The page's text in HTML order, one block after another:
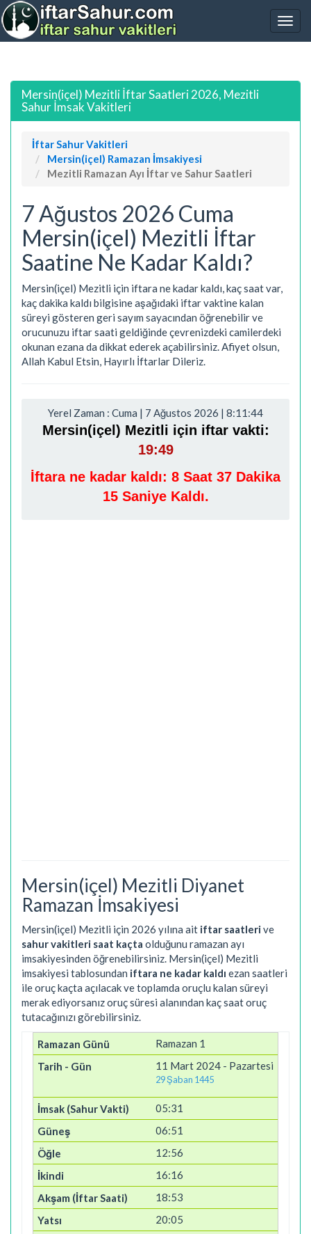
Mersin(içel) Mezitli İftar Saatleri 2026, Mezitli
Sahur İmsak Vakitleri
İftar Sahur Vakitleri
Mersin(içel) Ramazan İmsakiyesi
Mezitli Ramazan Ayı İftar ve Sahur Saatleri
7 Ağustos 2026 Cuma
Mersin(içel) Mezitli İftar
Saatine Ne Kadar Kaldı?
Mersin(içel) Mezitli için iftara ne kadar kaldı, kaç saat var,
kaç dakika kaldı bilgisine aşağıdaki iftar vaktine kalan
süreyi gösteren geri sayım sayacından öğrenebilir ve
orucunuzu iftar saati geldiğinde çevrenizdeki camilerdeki
okunan ezana da dikkat ederek açabilirsiniz. Afiyet olsun,
Allah Kabul Etsin, Hayırlı İftarlar Dileriz.
Yerel Zaman : Cuma | 7 Ağustos 2026 | 8:11:45
Mersin(içel) Mezitli için iftar vakti:
19:49
İftara ne kadar kaldı: 8 Saat 37 Dakika
14 Saniye Kaldı.
Mersin(içel) Mezitli Diyanet
Ramazan İmsakiyesi
Mersin(içel) Mezitli için 2026 yılına ait iftar saatlerive
sahur vakitleri saat kaçta olduğunu ramazan ayı
imsakiyesinden öğrenebilirsiniz. Mersin(içel) Mezitli
imsakiyesi tablosundan iftara ne kadar kaldı ezan saatleri
ile oruç kaçta açılacak ve toplamda oruçlu kalan süreyi
merak ediyorsanız oruç süresi alanından kaç saat oruç
tutacağınızı görebilirsiniz.
Ramazan 1
11 Mart 2024 - Pazartesi
29 Şaban 1445
05:31
06:51
12:56
16:16
18:53
20:05